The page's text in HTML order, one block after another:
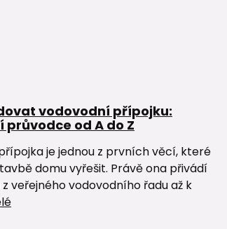
vodovodní přípojku:
od A do Z
je jednou z prvních věcí, které
domu vyřešit. Právě ona přivádí
veřejného vodovodního řadu až k